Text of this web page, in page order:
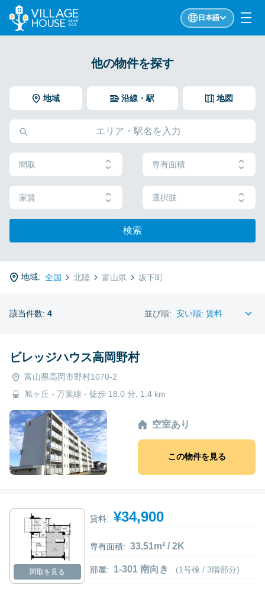
日本語
他の物件を探す
地域 地図
沿線・駅
間取 専有面積
家賃 選択肢
検索
地域: 全国 北陸 富山県 坂下町
該当件数: 4 並び順:
ビレッジハウス高岡野村
富山県高岡市野村1070-2
旭ヶ丘 - 万葉線 - 徒歩 18.0 分, 1.4 km
空室あり
この物件を見る
間取を見る
貸料: ¥34,900
専有面積: 33.51m² / 2K
部屋: 1-301 南向き (1号棟 / 3階部分)